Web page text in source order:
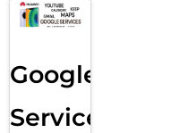
Google
Services